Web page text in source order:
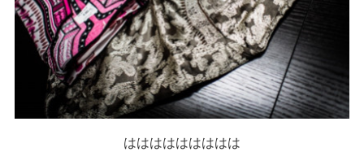
ははははははははは